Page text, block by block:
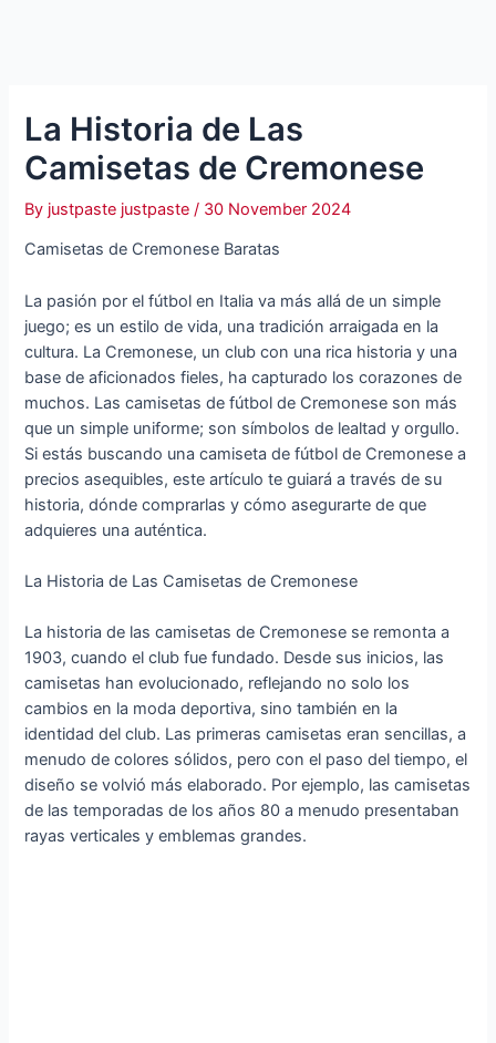
La Historia de Las
Camisetas de Cremonese
By justpaste justpaste/ 30 November 2024
Camisetas de Cremonese Baratas
La pasión por el fútbol en Italia va más allá de un simple
juego; es un estilo de vida, una tradición arraigada en la
cultura. La Cremonese, un club con una rica historia y una
base de aficionados fieles, ha capturado los corazones de
muchos. Las camisetas de fútbol de Cremonese son más
que un simple uniforme; son símbolos de lealtad y orgullo.
Si estás buscando una camiseta de fútbol de Cremonese a
precios asequibles, este artículo te guiará a través de su
historia, dónde comprarlas y cómo asegurarte de que
adquieres una auténtica.
La Historia de Las Camisetas de Cremonese
La historia de las camisetas de Cremonese se remonta a
1903, cuando el club fue fundado. Desde sus inicios, las
camisetas han evolucionado, reflejando no solo los
cambios en la moda deportiva, sino también en la
identidad del club. Las primeras camisetas eran sencillas, a
menudo de colores sólidos, pero con el paso del tiempo, el
diseño se volvió más elaborado. Por ejemplo, las camisetas
de las temporadas de los años 80 a menudo presentaban
rayas verticales y emblemas grandes.